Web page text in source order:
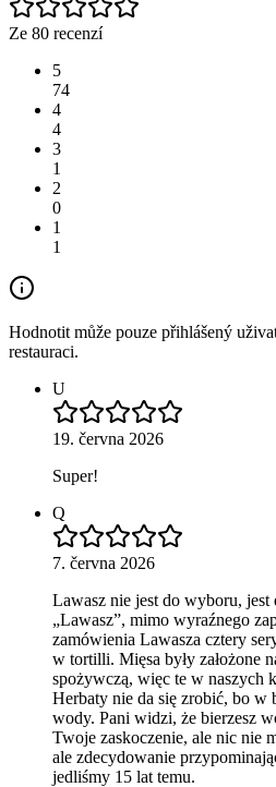
Ze 80 recenzí
5
74
4
4
3
1
2
0
1
1
Hodnotit může pouze přihlášený
restauraci.
U
19. června 2026
Super!
Q
7. června 2026
Lawasz nie jest do wyboru, jest
„Lawasz”, mimo wyraźnego
zamówienia Lawasza cztery
w tortilli. Mięsa były założone
spożywczą, więc te w naszych
Herbaty nie da się zrobić, bo w
wody. Pani widzi, że bierzesz
Twoje zaskoczenie, ale nic nie
ale zdecydowanie
jedliśmy 15 lat temu.